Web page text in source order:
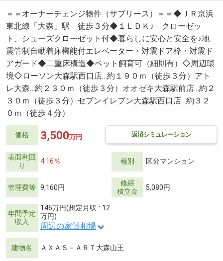
＝＝オーナーチェンジ物件（サブリース）＝＝◆ＪＲ京浜
東北線「大森」駅 徒歩３分◆１ＬＤＫ♪ クローゼッ
ト、シューズクローゼット付◆暮らしに安心と安全を♪地
震管制自動着床機能付エレベーター・対震ドア枠・対震ド
アガード◆二重床構造◆ペット飼育可（細則有）◇周辺環
境◇ローソン大森駅西口店…約１９０ｍ（徒歩３分）アト
レ大森…約２３０ｍ（徒歩３分）オオゼキ大森駅前店…約２
３０ｍ（徒歩３分）セブンイレブン大森駅西口店…約３２
０ｍ（徒歩４分）
価格 返済シミュレーション
3,500万円
表面利回
り
4.16％ 種別 区分マンション
管理費等 9,160円
修繕
積立金
5,080円
年間予定
収入
146万円(想定月収 : 12
万円)
周辺の家賃相場
建物名 ＡＸＡＳ－ＡＲＴ大森山王